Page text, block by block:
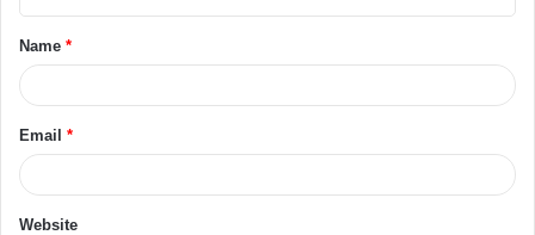
Name *
Email *
Website